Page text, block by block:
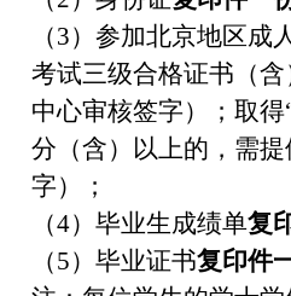
（3）参加北京地区
考试三级合格证书（
中心审核签字）；取
分（含）以上的，需
字）；
（4）毕业生成绩单复
（5）毕业证书复印件